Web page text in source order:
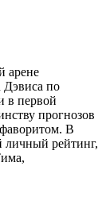
арене
Дэвиса по
в первой
прогнозов
В
личный рейтинг,